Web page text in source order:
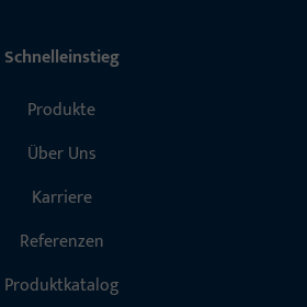
Schnelleinstieg
Produkte
Über Uns
Karriere
Referenzen
Produktkatalog